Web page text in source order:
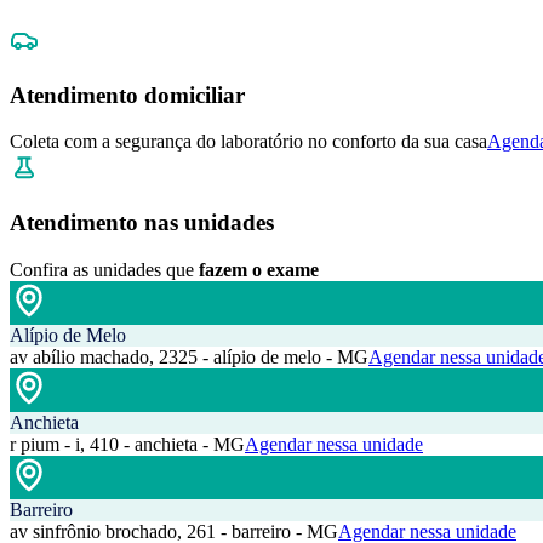
Atendimento domiciliar
Coleta com a segurança do laboratório no conforto da sua casa
Atendimento nas unidades
Confira as unidades que fazem o exame
Alípio de Melo
av abílio machado, 2325 - alípio de melo - MGAgendar nessa
Anchieta
r pium - i, 410 - anchieta - MGAgendar nessa unidade
Barreiro
av sinfrônio brochado, 261 - barreiro - MGAgendar nessa unidade